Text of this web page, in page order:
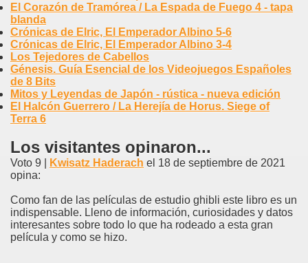
El Corazón de Tramórea / La Espada de Fuego 4 - tapa
blanda
Crónicas de Elric, El Emperador Albino 5-6
Crónicas de Elric, El Emperador Albino 3-4
Los Tejedores de Cabellos
Génesis. Guía Esencial de los Videojuegos Españoles
de 8 Bits
Mitos y Leyendas de Japón - rústica - nueva edición
El Halcón Guerrero / La Herejía de Horus. Siege of
Terra 6
Los visitantes opinaron...
Voto 9 | Kwisatz Haderach el 18 de septiembre de 2021
opina:
Como fan de las películas de estudio ghibli este libro es un
indispensable. Lleno de información, curiosidades y datos
interesantes sobre todo lo que ha rodeado a esta gran
película y como se hizo.